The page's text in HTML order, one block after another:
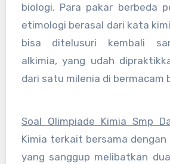
biologi. Para pakar berbeda
etimologi berasal dari kata
bisa ditelusuri kembali
alkimia, yang udah
dari satu milenia di bermacam
Soal Olimpiade Kimia Smp
Kimia terkait bersama
yang sanggup melibatkan